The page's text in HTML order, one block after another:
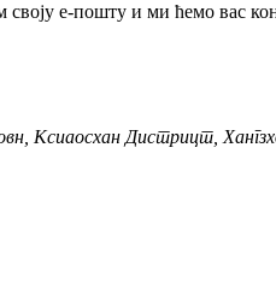
е-пошту и ми ћемо вас
Ксиаосхан Дистрицт,